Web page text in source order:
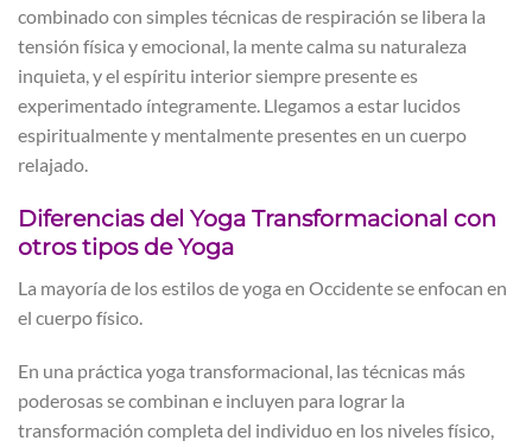
combinado con simples técnicas de respiración se libera la
tensión física y emocional, la mente calma su naturaleza
inquieta, y el espíritu interior siempre presente es
experimentado íntegramente. Llegamos a estar lucidos
espiritualmente y mentalmente presentes en un cuerpo
relajado.
Diferencias del Yoga Transformacional con
otros tipos de Yoga
La mayoría de los estilos de yoga en Occidente se enfocan en
el cuerpo físico.
En una práctica yoga transformacional, las técnicas más
poderosas se combinan e incluyen para lograr la
transformación completa del individuo en los niveles físico,